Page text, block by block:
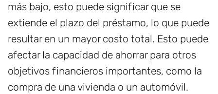
más bajo, esto puede significar que se
extiende el plazo del préstamo, lo que puede
resultar en un mayor costo total. Esto puede
afectar la capacidad de ahorrar para otros
objetivos financieros importantes, como la
compra de una vivienda o un automóvil.